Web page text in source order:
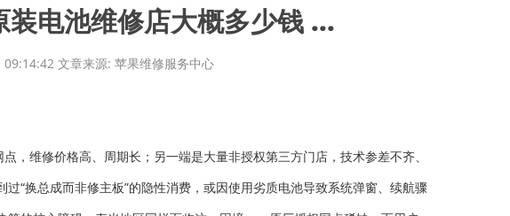
电池维修店大概多少钱 ...
文章来源: 苹果维修服务中心
，维修价格高、周期长；另一端是大量非授权第三方门店，技术参差不齐、
“换总成而非修主板”的隐性消费，或因使用劣质电池导致系统弹窗、续航骤